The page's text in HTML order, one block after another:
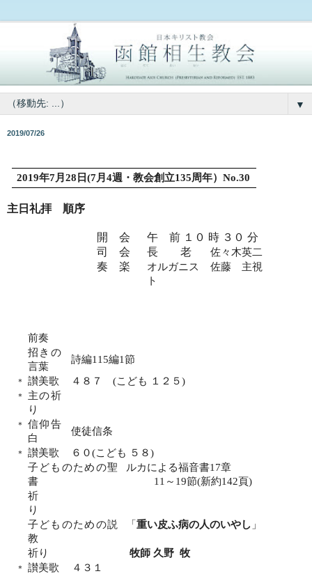
▼
2019/07/26
2019年7月28 日(7月4週・教会創立135周年）No.30
主日礼拝 順序
開 会
午 前 １０ 時 ３０ 分
司 会
長 老 佐々木英二
奏 楽
オルガニス
ト
佐藤 主視
前奏
招きの
言葉
詩編115編1節
＊ 讃美歌 ４８７ (こども １２５)
＊
主の祈
り
＊ 信仰告
白
使徒信条
＊ 讃美歌 ６０(こども ５８)
子どものための聖
書
ルカによる福音書17章
11 ～ 19節(新約142頁)
祈
り
子どものための説
教
「 重い皮ふ病の人のいやし 」
祈り 牧師 久野 牧
＊ 讃美歌
４３１